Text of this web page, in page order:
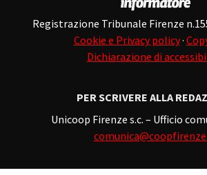
Registrazione Tribunale Firenze
Cookie e Privacy policy·
Dichiarazione di
PER SCRIVERE ALLA
Unicoop Firenze s.c. – Ufficio